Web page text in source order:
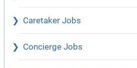
Caretaker Jobs
Concierge Jobs